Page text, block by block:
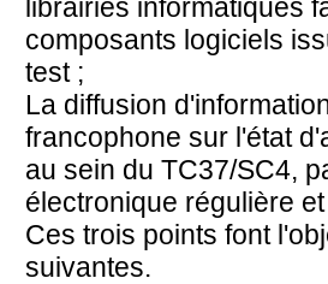
librairies informatiques
composants logiciels
test ;
La diffusion
francophone sur l'état
au sein du TC37/SC4,
électronique régulière
Ces trois points font
suivantes.